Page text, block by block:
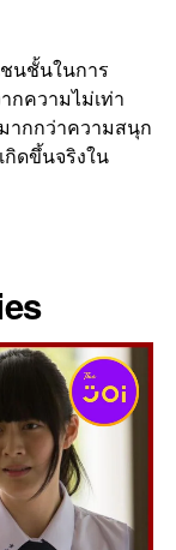
นชั้นในการ
กความไม่เท่า
ากกว่าความสนุก
ดขึ้นจริงใน